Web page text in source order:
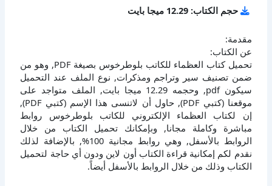
حجم الكتاب: 12.29 ميجا بايت
مقدمة:
عن الكتاب:
تحميل كتاب العظماء للكاتب بلوطرخوس بصيغة PDF, وهو من
ضمن تصنيف سير وتراجم ومذكرات, نوع الملف عند التحميل
سيكون pdf, وحجمه 12.29 ميجا بايت, الملف متواجد على
موقعنا (كتبي PDF), حاول أن لاتنسى هذا الإسم (كتبي PDF),
إن لكتاب العظماء الإلكتروني للكاتب بلوطرخوس روابط
مباشرة وكاملة مجانا, وبإمكانك تحميل الكتاب من خلال
الروابط بالأسفل, وهي روابط مجانية 100%, بالإضافة لذلك
نقدم لكم إمكانية قراءة الكتاب أون لاين ودون أي حاجة لتحميل
الكتاب وذلك من خلال الروابط بالأسفل أيضاً.